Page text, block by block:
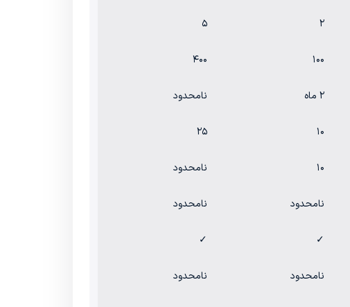
۲ ۵
۱۰۰ ۴۰۰
۲ ماه نامحدود
۱۰ ۲۵
۱۰ نامحدود
نامحدود نامحدود
✓
✓
نامحدود نامحدود